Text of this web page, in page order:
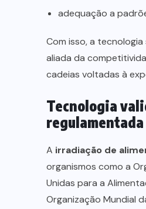
adequação a
Com isso, a
aliada da
cadeias voltadas à
Tecnologia
regulamentada
A irradiação de
organismos como a
Unidas para a
Organização Mundial